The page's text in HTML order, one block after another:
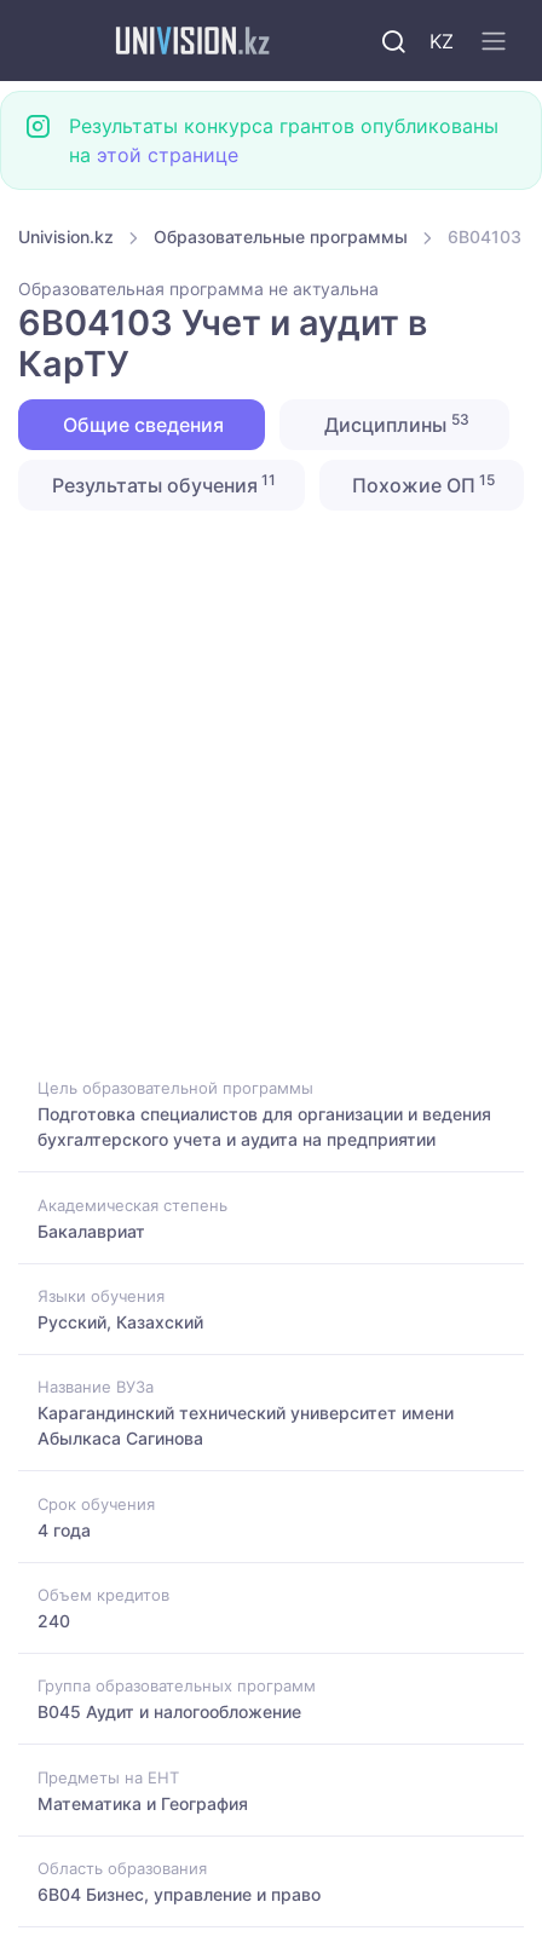
KZ
Результаты конкурса грантов опубликованы
на этой странице
Univision.kz Образовательные программы 6B04103
Образовательная программа не актуальна
6B04103 Учет и аудит в
КарТУ
Общие сведения Дисциплины 53
Результаты обучения 11 Похожие ОП 15
Цель образовательной программы
Подготовка специалистов для организации и ведения
бухгалтерского учета и аудита на предприятии
Академическая степень
Бакалавриат
Языки обучения
Русский, Казахский
Название ВУЗа
Карагандинский технический университет имени
Абылкаса Сагинова
Срок обучения
4 года
Объем кредитов
240
Группа образовательных программ
B045 Аудит и налогообложение
Предметы на ЕНТ
Математика и География
Область образования
6B04 Бизнес, управление и право